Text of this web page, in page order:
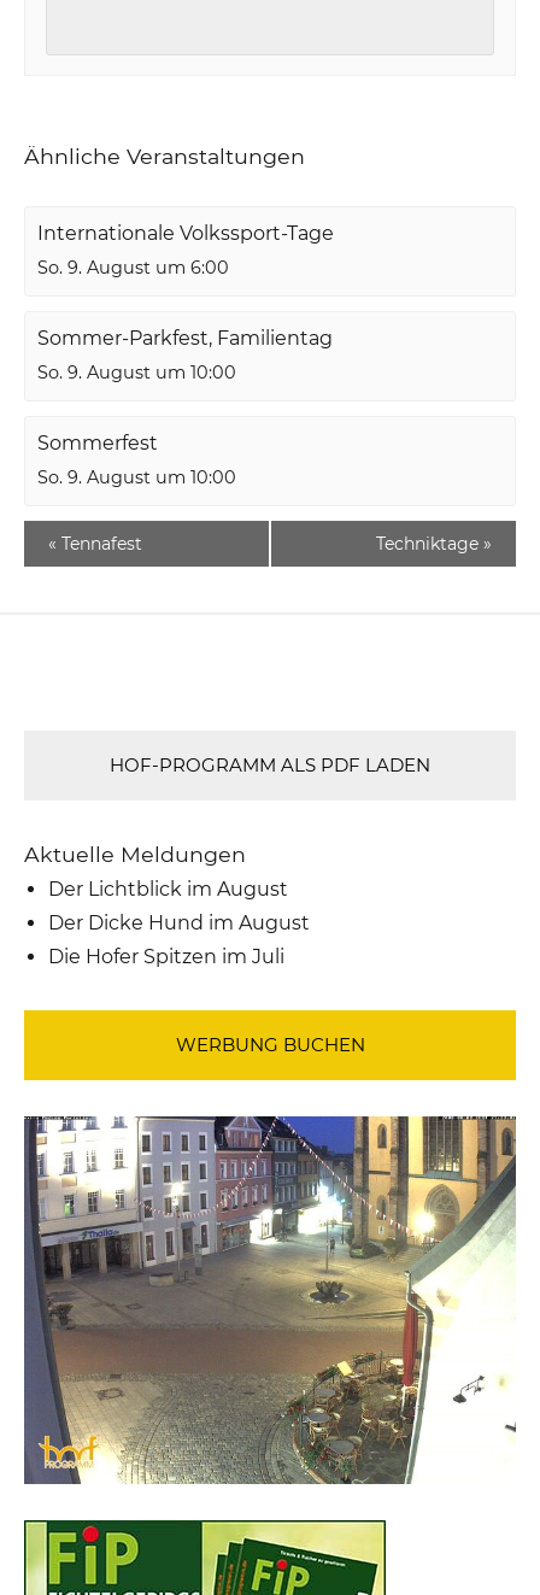
Ähnliche Veranstaltungen
Internationale Volkssport-Tage
So. 9. August um 6:00
Sommer-Parkfest, Familientag
So. 9. August um 10:00
Sommerfest
So. 9. August um 10:00
« Tennafest Techniktage »
HOF-PROGRAMM ALS PDF LADEN
Aktuelle Meldungen
Der Lichtblick im August
Der Dicke Hund im August
Die Hofer Spitzen im Juli
WERBUNG BUCHEN